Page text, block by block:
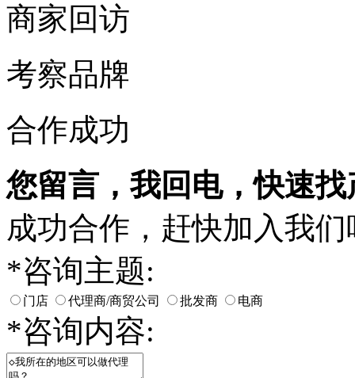
商家回访
考察品牌
合作成功
您留言，我回电，快速找
成功合作，赶快加入我们
*咨询主题:
门店 代理商/商贸公司 批发商 电商
*咨询内容: